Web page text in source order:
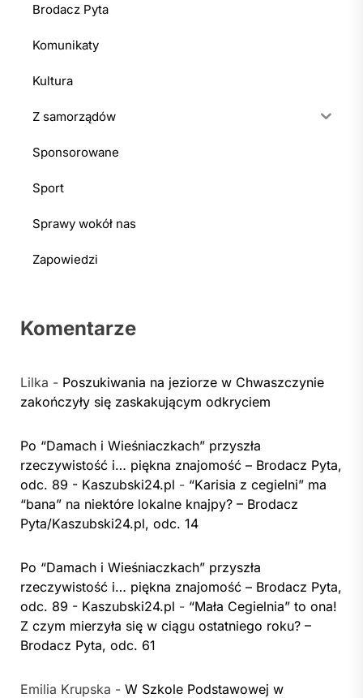
Brodacz Pyta
Komunikaty
Kultura
Z samorządów
Sponsorowane
Sport
Sprawy wokół nas
Zapowiedzi
Komentarze
Lilka - Poszukiwania na jeziorze w Chwaszczynie
zakończyły się zaskakującym odkryciem
Po “Damach i Wieśniaczkach” przyszła
rzeczywistość i… piękna znajomość – Brodacz Pyta,
odc. 89 - Kaszubski24.pl - “Karisia z cegielni” ma
“bana” na niektóre lokalne knajpy? – Brodacz
Pyta/Kaszubski24.pl, odc. 14
Po “Damach i Wieśniaczkach” przyszła
rzeczywistość i… piękna znajomość – Brodacz Pyta,
odc. 89 - Kaszubski24.pl - “Mała Cegielnia” to ona!
Z czym mierzyła się w ciągu ostatniego roku? –
Brodacz Pyta, odc. 61
Emilia Krupska - W Szkole Podstawowej w